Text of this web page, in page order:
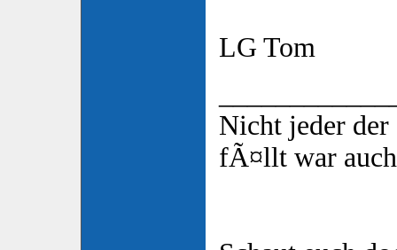
LG Tom
Nicht jeder der
fÃ¤llt war